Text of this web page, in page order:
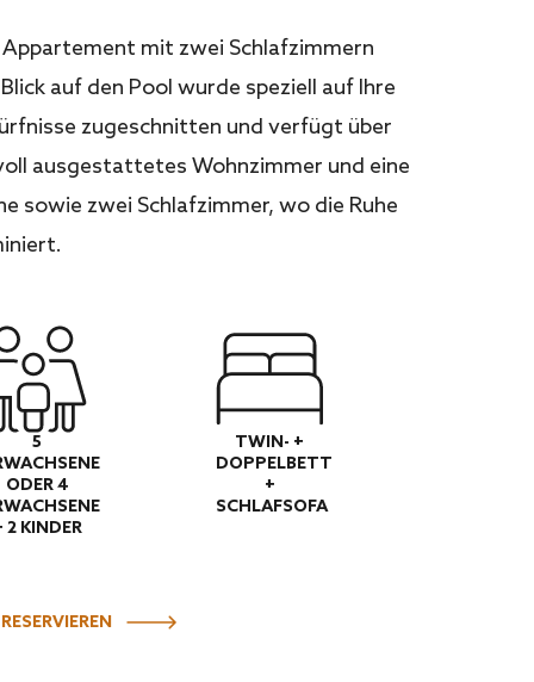
Appartement mit zwei Schlafzimmern
auf den Pool wurde speziell auf Ihre
zugeschnitten und verfügt über
ausgestattetes Wohnzimmer und eine
sowie zwei Schlafzimmer, wo die Ruhe
5
ODER 4
2 KINDER
TWIN- +
DOPPELBETT
+
SCHLAFSOFA